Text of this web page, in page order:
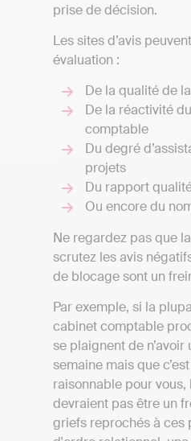
prise de décision.
Les sites d’avis
évaluation :
De la qualité de
De la réactivité
comptable
Du degré
projets
Du rapport
Ou encore du
Ne regardez pas que
scrutez les avis
de blocage sont un
Par exemple, si la
cabinet comptable
se plaignent de n’avoir
semaine mais que
raisonnable pour
devraient pas être un
griefs reprochés à ces